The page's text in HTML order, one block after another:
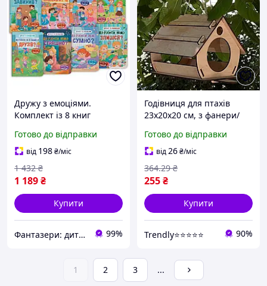
Дружу з емоціями.
Комплект із 8 книг
Готово до відправки
від 198₴/міс
1 189₴
1 432 ₴
Купити
Фантазери: дитячі книги та розвиваючі іграшки 99%
Годівниця для птахів
23х20х20 см, з фанери/
годівниця для пташок/
збірна годівниця
Готово до відправки
від26₴/міс
255₴
364.29 ₴
Купити
Trendly⭐⭐⭐⭐⭐ 90%
1 2 3 ...